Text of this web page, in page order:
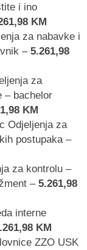
i ino
KM
za nabavke i
– 5.261,98
za
– bachelor
KM
Odjeljenja za
postupaka –
za kontrolu –
– 5.261,98
interne
KM
ZZO USK